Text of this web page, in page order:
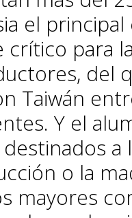
el
crítico para
del
Taiwán
Y el
destinados
o la
mayores